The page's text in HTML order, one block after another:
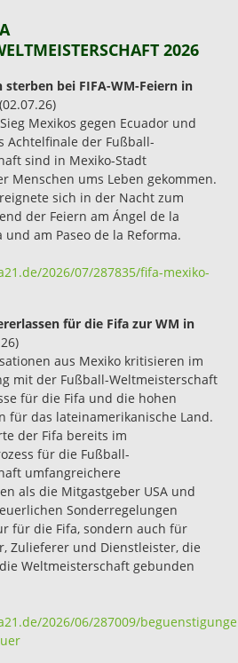
2026
sterben bei FIFA-WM-Feiern in
(02.07.26)
Mexikos gegen Ecuador und
Achtelfinale der Fußball-
sind in Mexiko-Stadt
Menschen ums Leben gekommen.
sich in der Nacht zum
der Feiern am Ángel de la
am Paseo de la Reforma.
2026/07/287835/fifa-mexiko-
für die Fifa zur WM in
aus Mexiko kritisieren im
mit der Fußball-Weltmeisterschaft
für die Fifa und die hohen
für das lateinamerikanische Land.
der Fifa bereits im
für die Fußball-
umfangreichere
als die Mitgastgeber USA und
Sonderregelungen
für die Fifa, sondern auch für
Zulieferer und Dienstleister, die
Weltmeisterschaft gebunden
2026/06/287009/